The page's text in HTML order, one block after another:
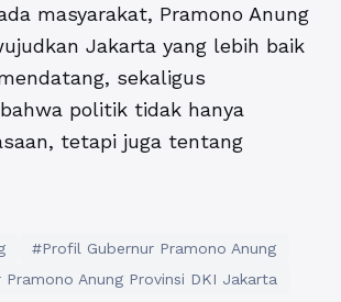
masyarakat, Pramono Anung
Jakarta yang lebih baik
sekaligus
politik tidak hanya
tetapi juga tentang
#Profil Gubernur Pramono Anung
Anung Provinsi DKI Jakarta